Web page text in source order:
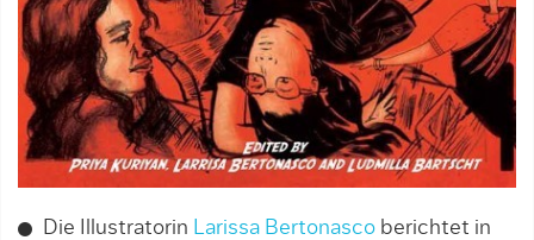
Die Illustratorin Larissa Bertonasco berichtet in